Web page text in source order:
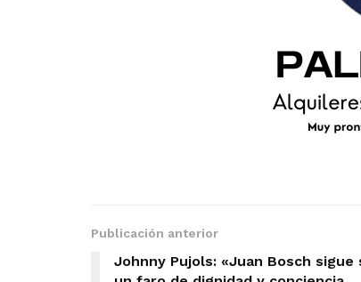
Publicación anterior
Johnny Pujols: «Juan Bosch sigue